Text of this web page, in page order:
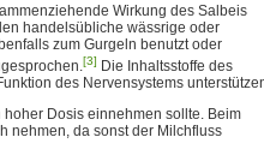
Wirkung des Salbeis
handelsübliche wässrige oder
zum Gurgeln benutzt oder
[3] Die Inhaltsstoffe des
des Nervensystems
Dosis einnehmen sollte. Beim
nehmen, da sonst der Milchfluss